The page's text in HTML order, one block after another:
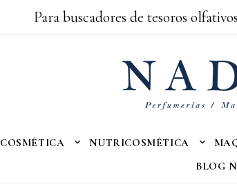
Para buscadores de tesoros
COSMÉTICA NUTRICOSMÉTICA
BLOG N